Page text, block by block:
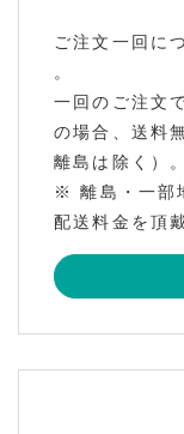
ご注文一回に
。
一回のご注文
の場合、送料
離島は除く）。
※ 離島・一部
配送料金を頂